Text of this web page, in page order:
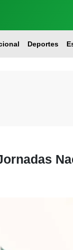
Deportes